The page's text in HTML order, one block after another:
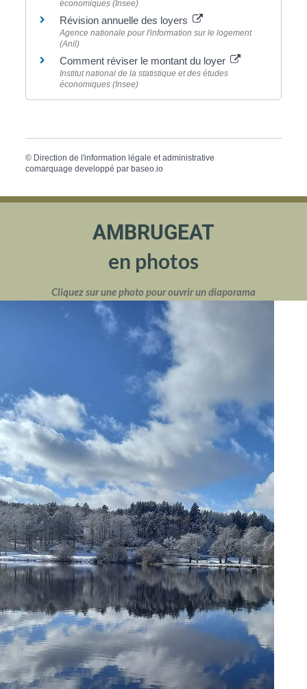
économiques (Insee)
Révision annuelle des loyers
Agence nationale pour l'information sur le logement
(Anil)
Comment réviser le montant du loyer
Institut national de la statistique et des études
économiques (Insee)
© Direction de l'information légale et administrative
comarquage developpé par baseo.io
AMBRUGEAT
en photos
Cliquez sur une photo pour ouvrir un diaporama